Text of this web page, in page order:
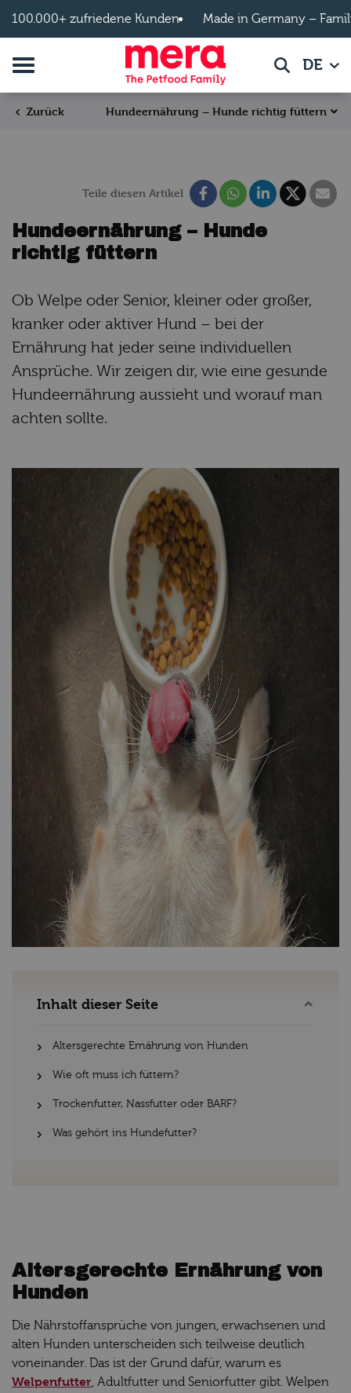
100.000+ zufriedene Kunden Made in Germany –
Navigation umschalten SucheDE
Zurück Hundeernährung – Hunde richtig füttern
Teile diesen Artikel
Hundeernährung – Hunde
richtig füttern
Ob Welpe oder Senior, kleiner oder großer,
kranker oder aktiver Hund – bei der
Ernährung hat jeder seine individuellen
Ansprüche. Wir zeigen dir, wie eine gesunde
Hundeernährung aussieht und worauf man
achten sollte.
Inhalt dieser Seite
Altersgerechte Ernährung von Hunden
Wie oft muss ich füttern?
Trockenfutter, Nassfutter oder BARF?
Was gehört ins Hundefutter?
Altersgerechte Ernährung von
Hunden
Die Nährstoffansprüche von jungen, erwachsenen und
alten Hunden unterscheiden sich teilweise deutlich
voneinander. Das ist der Grund dafür, warum es
Welpenfutter, Adultfutter und Seniorfutter gibt. Welpen